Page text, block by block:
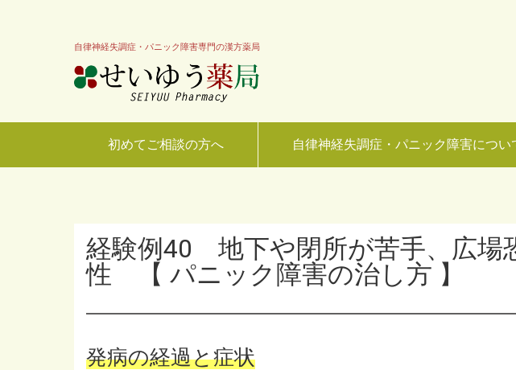
自律神経失調症・パニック障害専門の漢方薬局
初めてご相談の方へ 自律神経失調症・パニック障害につい
経験例40 地下や閉所が苦手、広場
性 【 パニック障害の治し方 】
発病の経過と症状